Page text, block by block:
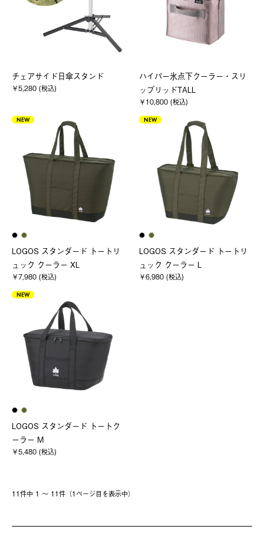
チェアサイド日傘スタンド
￥5,280 (税込)
ハイパー氷点下クーラー・スリ
ップリッドTALL
￥10,800 (税込)
NEW
LOGOS スタンダード トートリ
ュック クーラー XL
￥7,980 (税込)
NEW
LOGOS スタンダード トートリ
ュック クーラー L
￥6,980 (税込)
NEW
LOGOS スタンダード トートク
ーラー M
￥5,480 (税込)
11件中 1 〜 11件（1ページ⽬を表⽰中）